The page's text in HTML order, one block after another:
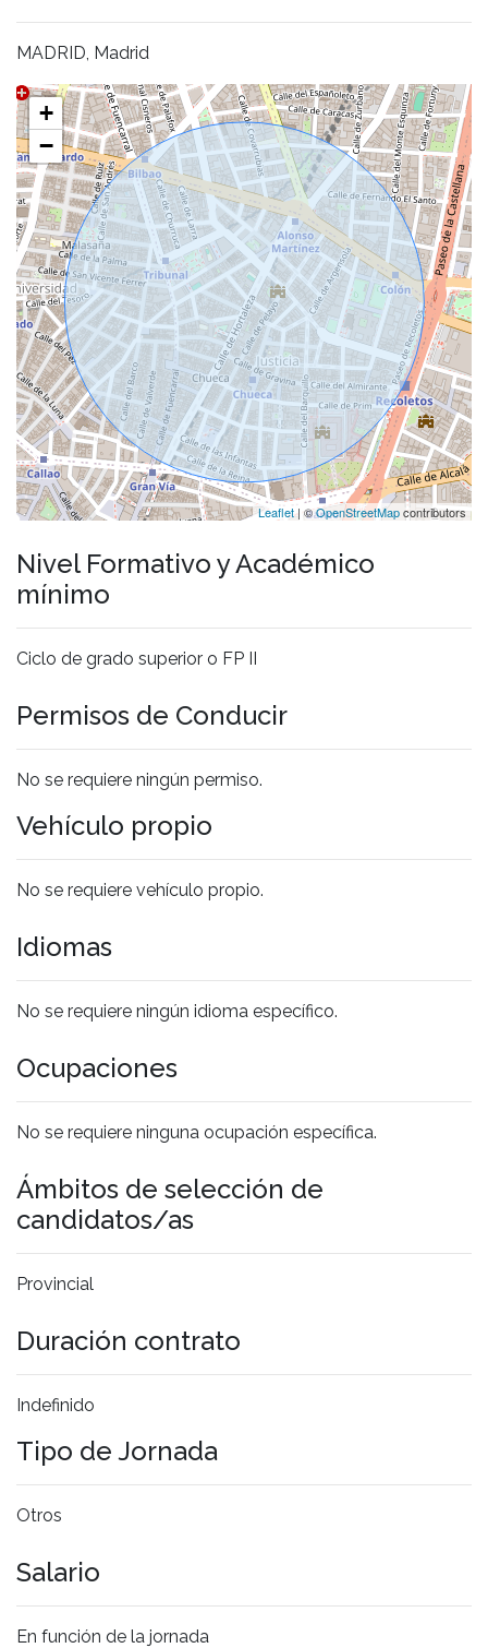
MADRID, Madrid
+
−
Leaflet| ©OpenStreetMapcontributors
Nivel Formativo y Académico
mínimo
Ciclo de grado superior o FP II
Permisos de Conducir
No se requiere ningún permiso.
Vehículo propio
No se requiere vehículo propio.
Idiomas
No se requiere ningún idioma específico.
Ocupaciones
No se requiere ninguna ocupación específica.
Ámbitos de selección de
candidatos/as
Provincial
Duración contrato
Indefinido
Tipo de Jornada
Otros
Salario
En función de la jornada